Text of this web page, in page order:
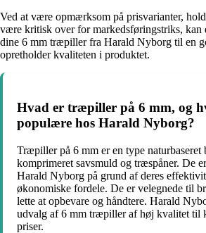
Ved at være opmærksom på prisvarianter,
være kritisk over for markedsføringstriks, kan
dine 6 mm træpiller fra Harald Nyborg til en
opretholder kvaliteten i produktet.
Hvad er træpiller på 6 mm, og
populære hos Harald Nyborg?
Træpiller på 6 mm er en type naturbaseret
komprimeret savsmuld og træspåner. De
Harald Nyborg på grund af deres
økonomiske fordele. De er velegnede til
lette at opbevare og håndtere. Harald
udvalg af 6 mm træpiller af høj kvalitet til
priser.